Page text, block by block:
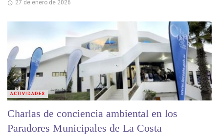
27 de enero de 2026
Charlas de conciencia ambiental en los
Paradores Municipales de La Costa
ACTIVIDADES